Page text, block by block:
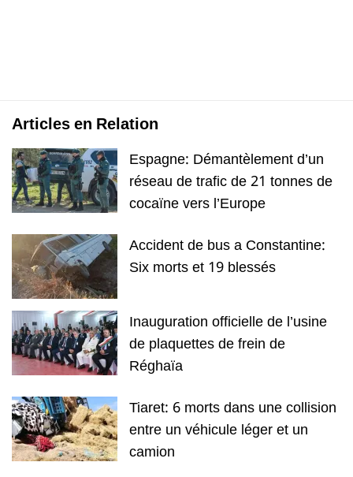
Articles en Relation
Espagne: Démantèlement d’un
réseau de trafic de 21 tonnes de
cocaïne vers l’Europe
Accident de bus a Constantine:
Six morts et 19 blessés
Inauguration officielle de l’usine
de plaquettes de frein de
Réghaïa
Tiaret: 6 morts dans une collision
entre un véhicule léger et un
camion